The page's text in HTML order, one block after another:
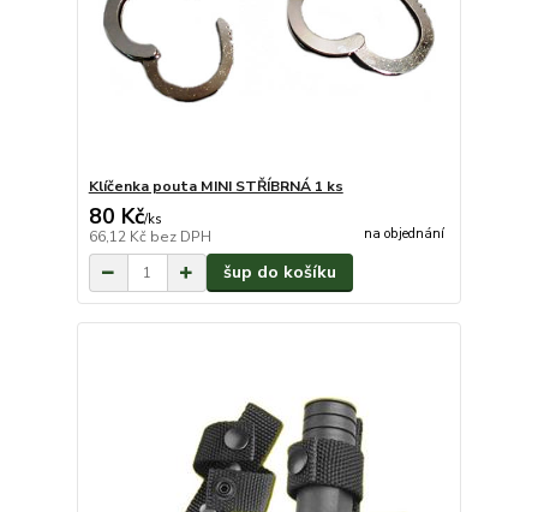
Klíčenka pouta MINI STŘÍBRNÁ 1 ks
80 Kč/ks
66,12 Kč bez DPH na objednání
šup do košíku